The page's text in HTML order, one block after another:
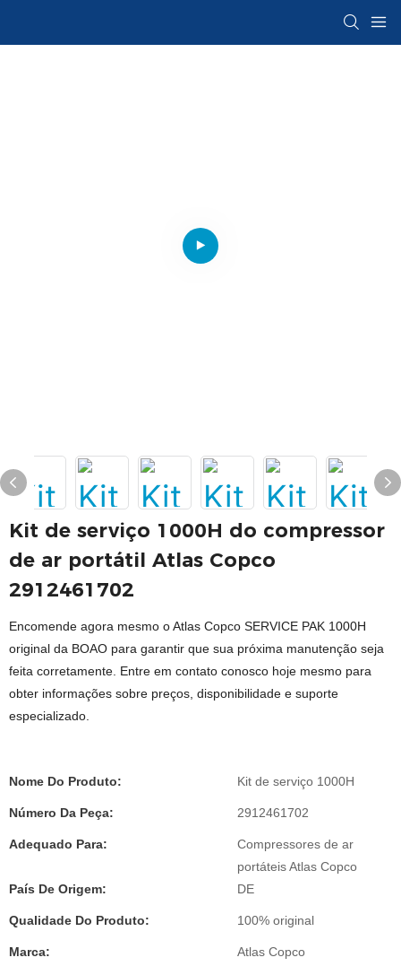
Kit de serviço 1000H do compressor
de ar portátil Atlas Copco
2912461702
Encomende agora mesmo o Atlas Copco SERVICE PAK 1000H
original da BOAO para garantir que sua próxima manutenção seja
feita corretamente. Entre em contato conosco hoje mesmo para
obter informações sobre preços, disponibilidade e suporte
especializado.
Nome Do Produto: Kit de serviço 1000H
Número Da Peça: 2912461702
Adequado Para:
Compressores de ar
portáteis Atlas Copco
País De Origem:
DE
Qualidade Do Produto: 100% original
Marca: Atlas Copco